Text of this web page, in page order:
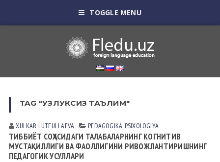
TOGGLE MENU
TAG "УЗЛУКСИЗ ТАЪЛИМ"
XULKAR LUTFULLАEVА PEDАGOGIKА. PSIXOLOGIYA
ТИББИЁТ СОҲАСИДАГИ ТАЛАБАЛАРНИНГ КОГНИТИВ
МУСТАҚИЛЛИГИ ВА ФАОЛЛИГИНИ РИВОЖЛАНТИРИШНИНГ
ПЕДАГОГИК УСУЛЛАРИ